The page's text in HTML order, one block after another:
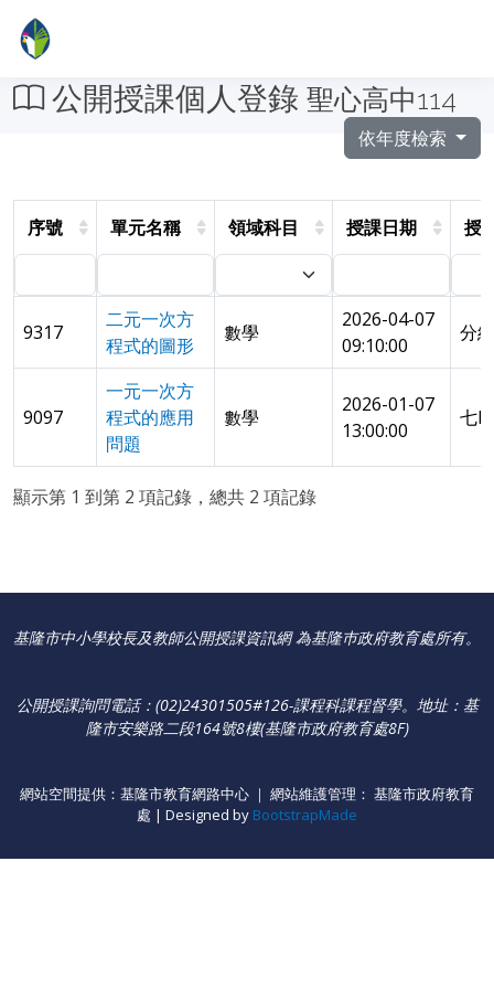
公開授課個人登錄 聖心高中114
依年度檢索
序號 單元名稱 領域科目 授課日期 授
9317
二元一次方
程式的圖形
數學
2026-04-07
09:10:00
分
9097
一元一次方
程式的應用
問題
數學
2026-01-07
13:00:00
七B
顯示第 1 到第 2 項記錄，總共 2 項記錄
基隆市中小學校長及教師公開授課資訊網 為基隆巿政府教育處所有。
公開授課詢問電話：(02)24301505#126-課程科課程督學。 地址：基
隆市安樂路二段164號8樓(基隆市政府教育處8F)
網站空間提供：基隆市教育網路中心 ｜ 網站維護管理： 基隆市政府教育
處 | Designed by BootstrapMade